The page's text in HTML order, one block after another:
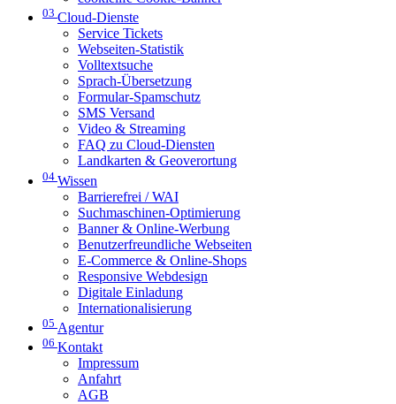
03 Cloud-Dienste
Service Tickets
Webseiten-Statistik
Volltextsuche
Sprach-Übersetzung
Formular-Spamschutz
SMS Versand
Video & Streaming
FAQ zu Cloud-Diensten
Landkarten & Geoverortung
04 Wissen
Barrierefrei / WAI
Suchmaschinen-Optimierung
Banner & Online-Werbung
Benutzerfreundliche Webseiten
E-Commerce & Online-Shops
Responsive Webdesign
Digitale Einladung
Internationalisierung
05 Agentur
06 Kontakt
Impressum
Anfahrt
AGB